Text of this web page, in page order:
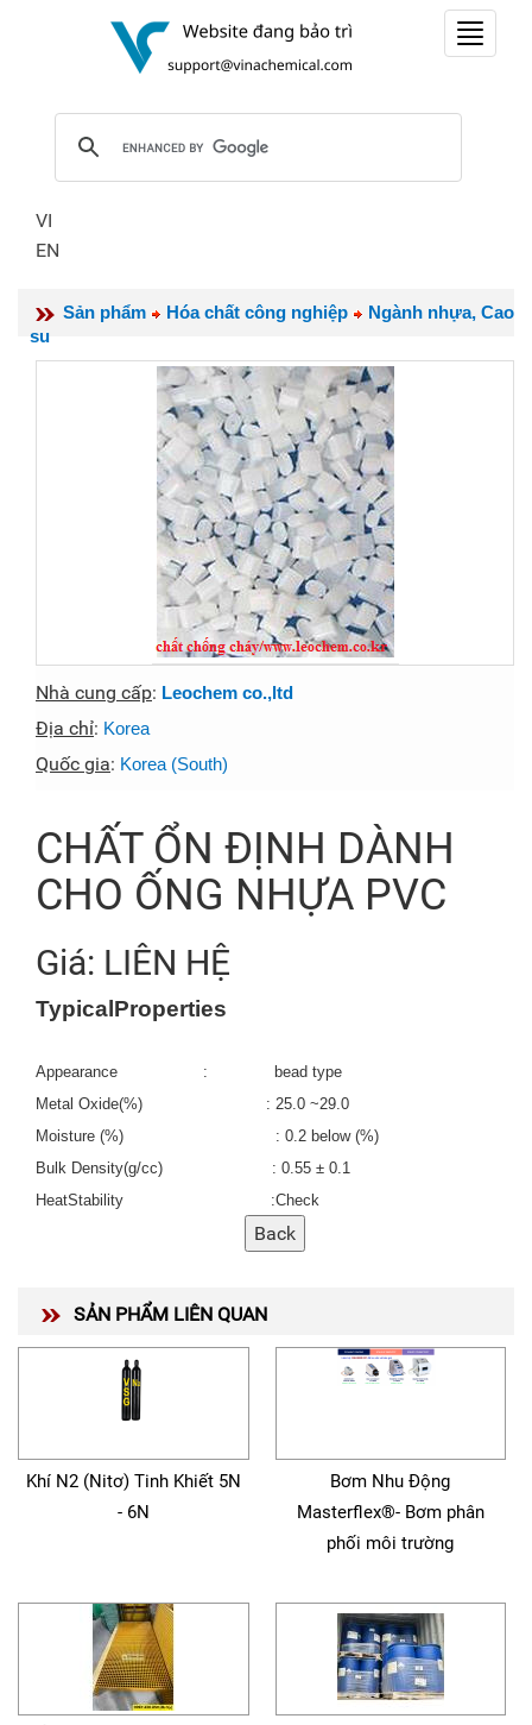
Toggle
VI
EN
Sản phẩm Hóa chất công nghiệp
Ngành nhựa, Cao
su
Nhà cung cấp: Leochem co.,ltd
Địa chỉ: Korea
Quốc gia: Korea (South)
CHẤT ỔN ĐỊNH DÀNH
CHO ỐNG NHỰA PVC
Giá: LIÊN HỆ
TypicalProperties
Appearance : bead type
Metal Oxide(%) : 25.0 ~29.0
Moisture (%) : 0.2 below (%)
Bulk Density(g/cc) : 0.55 ± 0.1
HeatStability :Check
SẢN PHẨM LIÊN QUAN
Khí N2 (Nitơ) Tinh Khiết 5N
- 6N
Bơm Nhu Động
Masterflex®- Bơm phân
phối môi trường